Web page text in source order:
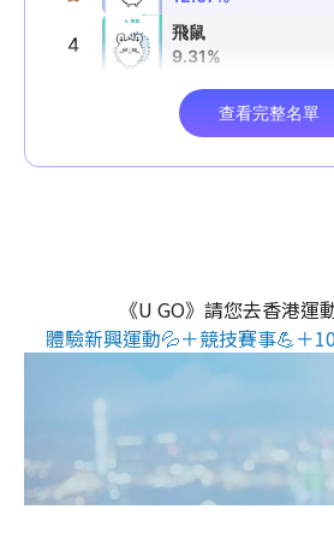
《U GO》請您去香港運
體驗新興運動💦＋競技賽事💪＋